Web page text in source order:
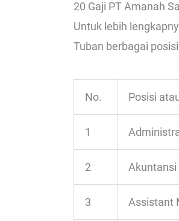
20 Gaji PT Amanah
Untuk lebih
Tuban berbagai posisi
No. Posisi
1
2 Akuntansi
3 Assistant